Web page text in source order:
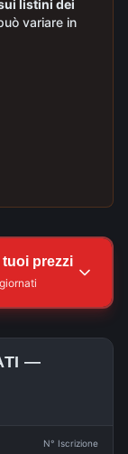
listini dei
variare in
prezzi
—
N° Iscrizione